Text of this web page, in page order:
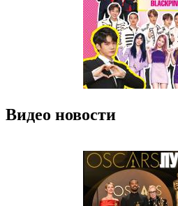
Видео новости